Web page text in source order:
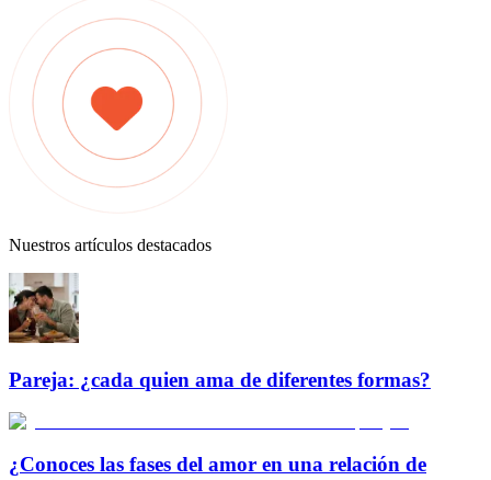
Nuestros artículos destacados
Pareja: ¿cada quien ama de diferentes formas?
¿Conoces las fases del amor en una relación de